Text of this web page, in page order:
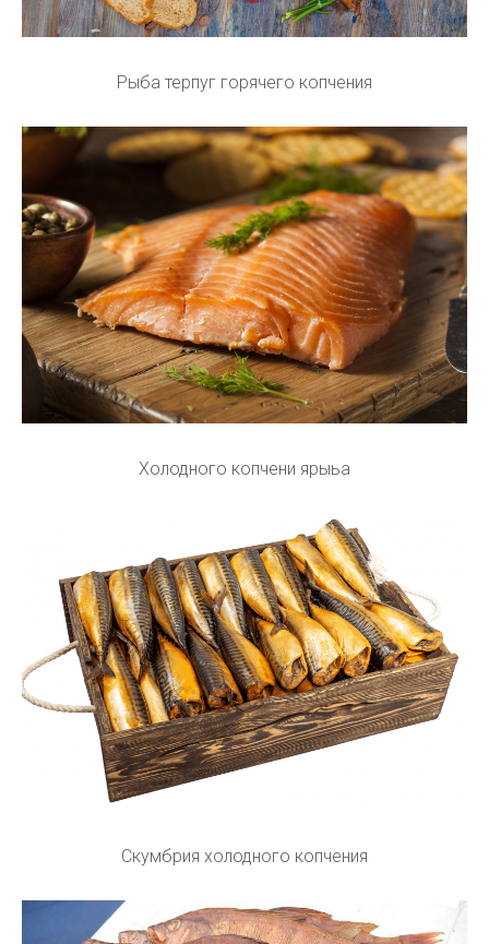
Рыба терпуг горячего копчения
Холодного копчени ярыьа
Скумбрия холодного копчения